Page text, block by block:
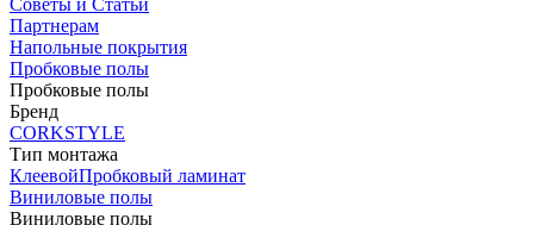
Советы и Статьи
Партнерам
Напольные покрытия
Пробковые полы
Пробковые полы
Бренд
CORKSTYLE
Тип монтажа
КлеевойПробковый ламинат
Виниловые полы
Виниловые полы